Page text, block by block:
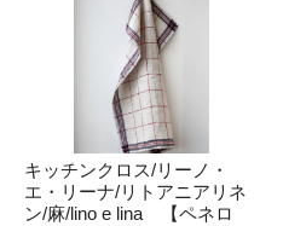
キッチンクロス/リーノ・
エ・リーナ/リトアニアリネ
ン/麻/lino e lina 【ペネロ